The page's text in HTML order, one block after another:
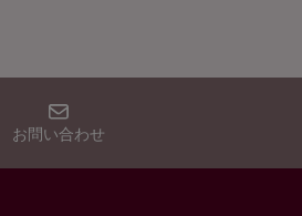
お問い合わせ